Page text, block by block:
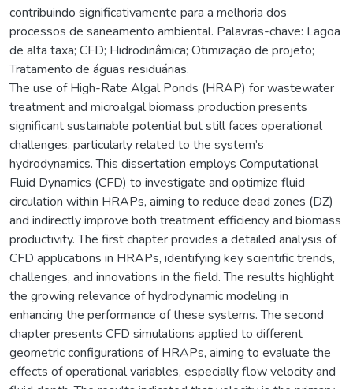
contribuindo significativamente para a melhoria dos
processos de saneamento ambiental. Palavras-chave: Lagoa
de alta taxa; CFD; Hidrodinâmica; Otimização de projeto;
Tratamento de águas residuárias.
The use of High-Rate Algal Ponds (HRAP) for wastewater
treatment and microalgal biomass production presents
significant sustainable potential but still faces operational
challenges, particularly related to the system’s
hydrodynamics. This dissertation employs Computational
Fluid Dynamics (CFD) to investigate and optimize fluid
circulation within HRAPs, aiming to reduce dead zones (DZ)
and indirectly improve both treatment efficiency and biomass
productivity. The first chapter provides a detailed analysis of
CFD applications in HRAPs, identifying key scientific trends,
challenges, and innovations in the field. The results highlight
the growing relevance of hydrodynamic modeling in
enhancing the performance of these systems. The second
chapter presents CFD simulations applied to different
geometric configurations of HRAPs, aiming to evaluate the
effects of operational variables, especially flow velocity and